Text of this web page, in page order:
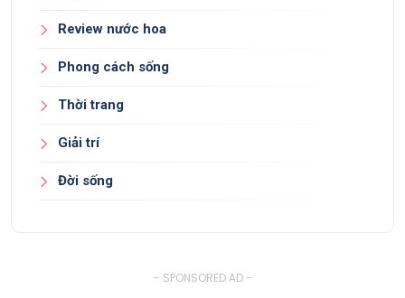
Review nước hoa
Phong cách sống
Thời trang
Giải trí
Đời sống
- SPONSORED AD -